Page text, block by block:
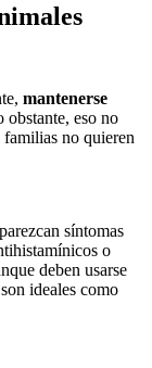
mantenerse
obstante, eso no
familias no quieren
síntomas
o
deben usarse
ideales como